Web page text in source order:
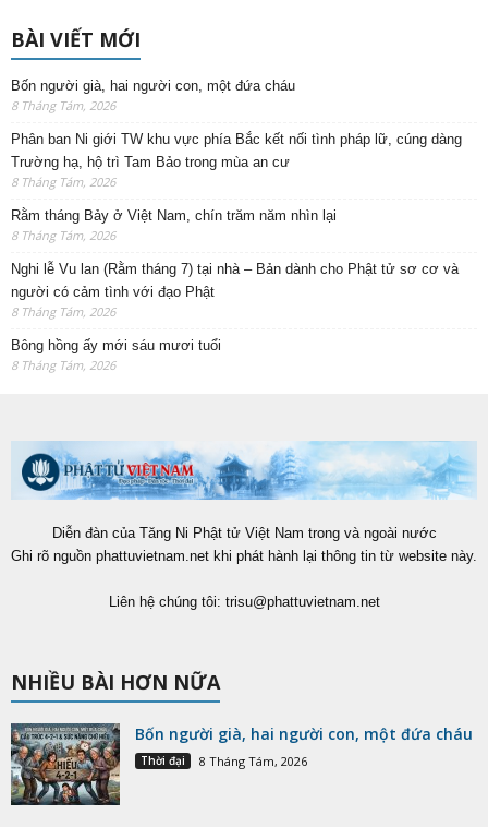
BÀI VIẾT MỚI
Bốn người già, hai người con, một đứa cháu
8 Tháng Tám, 2026
Phân ban Ni giới TW khu vực phía Bắc kết nối tình pháp lữ, cúng dàng
Trường hạ, hộ trì Tam Bảo trong mùa an cư
8 Tháng Tám, 2026
Rằm tháng Bảy ở Việt Nam, chín trăm năm nhìn lại
8 Tháng Tám, 2026
Nghi lễ Vu lan (Rằm tháng 7) tại nhà – Bản dành cho Phật tử sơ cơ và
người có cảm tình với đạo Phật
8 Tháng Tám, 2026
Bông hồng ấy mới sáu mươi tuổi
8 Tháng Tám, 2026
Diễn đàn của Tăng Ni Phật tử Việt Nam trong và ngoài nước
Ghi rõ nguồn phattuvietnam.net khi phát hành lại thông tin từ website này.
Liên hệ chúng tôi: trisu@phattuvietnam.net
NHIỀU BÀI HƠN NỮA
Bốn người già, hai người con, một đứa cháu
Thời đại 8 Tháng Tám, 2026